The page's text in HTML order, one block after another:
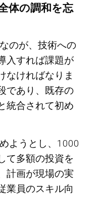
体の調和を忘
のが、技術への
入すれば課題が
なければなりま
であり、既存の
統合されて初め
ようとし、1000
て多額の投資を
計画が現場の実
業員のスキル向